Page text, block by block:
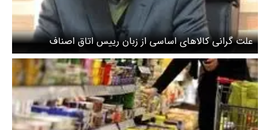
علت گرانی کالاهای اساسی از زبان رییس اتاق اصناف